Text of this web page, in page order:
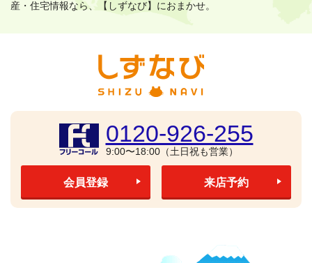
産・住宅情報なら、【しずなび】におまかせ。
0120-926-255
9:00〜18:00（土日祝も営業）
会員登録 来店予約